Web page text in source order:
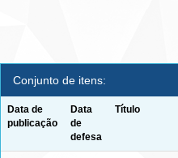
Conjunto de itens:
Data de
publicação
Data
de
defesa
Título